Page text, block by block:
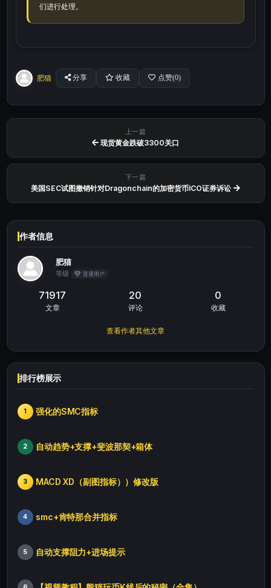
们进行处理。
肥猫 分享 收藏 点赞(0)
上一篇
现货黄金跌破3300关口
下一篇
美国SEC试图撤销针对Dragonchain的加密货币ICO证券诉讼
作者信息
肥猫
等级 普通用户
71917
文章
20
评论
0
收藏
查看作者其他文章
排行榜展示
1 强化的SMC指标
2 自动趋势+支撑+斐波那契+箱体
3 MACD XD（副图指标））修改版
4 smc+肯特那合并指标
5 自动支撑阻力+进场提示